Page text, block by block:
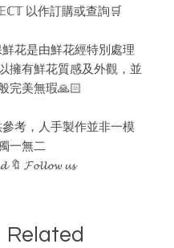
以作訂購或查詢🛒
花是由鮮花經特別處理
擁有鮮花質感及外觀，並
完美無瑕🙏🏻
考，人手製作並非一模
一無二
🔖 𝓕𝓸𝓵𝓵𝓸𝔀 𝓾𝓼
Related